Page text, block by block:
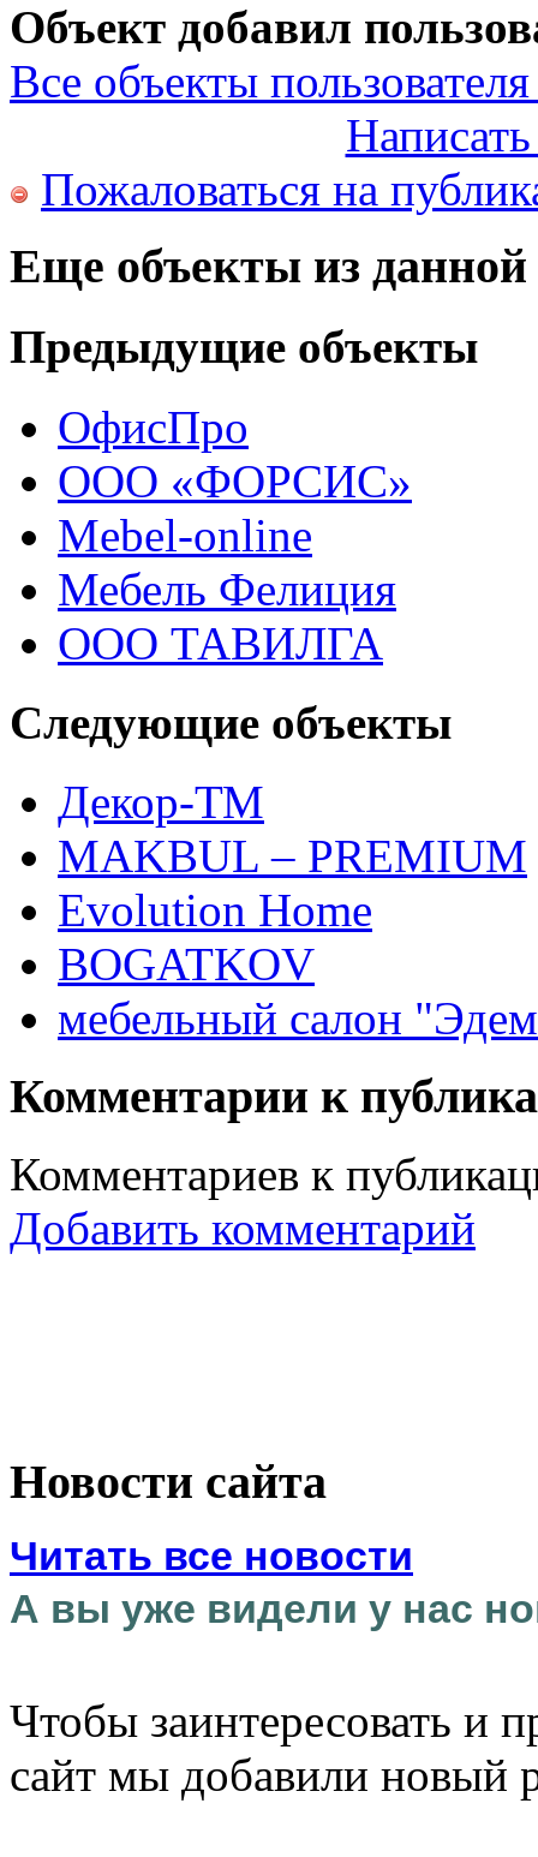
Объект добавил
Все объекты
Пожаловаться на
Еще объекты из данной
Предыдущие объекты
ОфисПро
ООО «ФОРСИС»
Mebel-online
Мебель Фелиция
ООО ТАВИЛГА
Следующие объекты
Декор-ТМ
MAKBUL – PREMIUM
Evolution Home
BOGATKOV
мебельный салон
Комментарии к
Комментариев к
Добавить комментарий
Новости сайта
Читать все новости
А вы уже видели у нас
Чтобы заинтересовать и
сайт мы добавили новый